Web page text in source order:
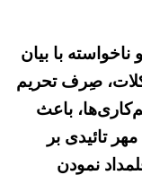
با بیان
صِرف تحریم
باعث
تائیدی بر
نمودن